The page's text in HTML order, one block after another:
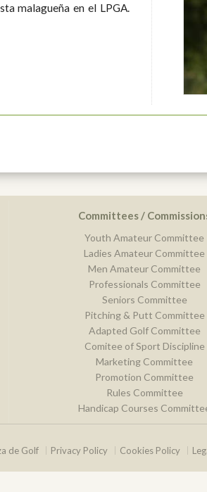
malagueña en el LPGA.
Committees /
Youth Amateur Committee
Ladies Amateur Committee
Men Amateur Committee
Professionals Committee
Seniors Committee
Pitching & Putt Committee
Adapted Golf Committee
Comitee of Sport Discipline
Marketing Committee
Promotion Committee
Rules Committee
Handicap Courses
de Golf Privacy Policy Cookies Policy